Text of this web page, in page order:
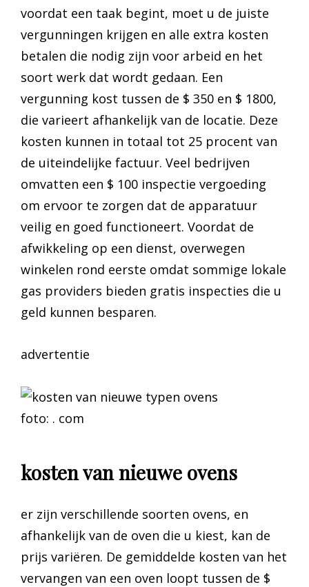
voordat een taak begint, moet u de juiste
vergunningen krijgen en alle extra kosten
betalen die nodig zijn voor arbeid en het
soort werk dat wordt gedaan. Een
vergunning kost tussen de $ 350 en $ 1800,
die varieert afhankelijk van de locatie. Deze
kosten kunnen in totaal tot 25 procent van
de uiteindelijke factuur. Veel bedrijven
omvatten een $ 100 inspectie vergoeding
om ervoor te zorgen dat de apparatuur
veilig en goed functioneert. Voordat de
afwikkeling op een dienst, overwegen
winkelen rond eerste omdat sommige lokale
gas providers bieden gratis inspecties die u
geld kunnen besparen.
advertentie
foto: . com
kosten van nieuwe ovens
er zijn verschillende soorten ovens, en
afhankelijk van de oven die u kiest, kan de
prijs variëren. De gemiddelde kosten van het
vervangen van een oven loopt tussen de $